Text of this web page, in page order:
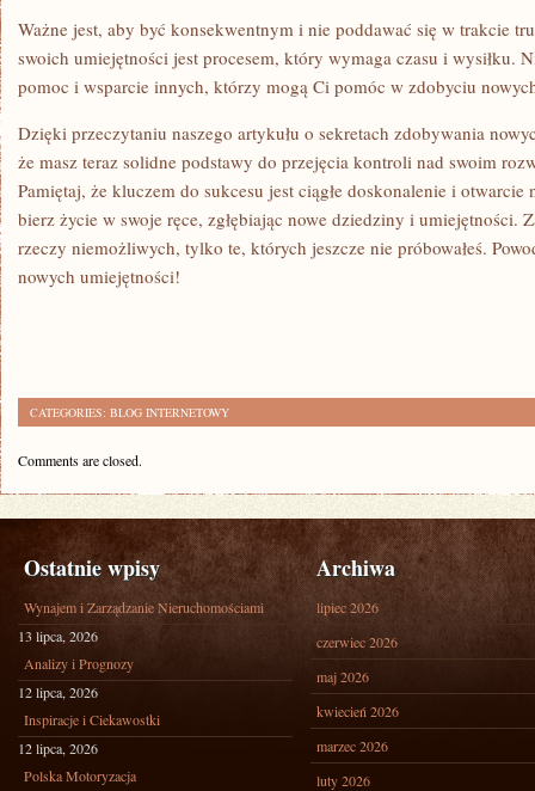
Ważne ⁤jest, aby być konsekwentnym i nie poddawać⁤ się w trakcie
swoich umiejętności jest procesem, który wymaga czasu i wysiłku.
pomoc i wsparcie innych,‌ którzy mogą Ci pomóc w zdobyciu
Dzięki przeczytaniu naszego‍ artykułu o sekretach ‌zdobywania
że masz teraz solidne podstawy‍ do przejęcia kontroli nad⁢ swoim
Pamiętaj, że kluczem do sukcesu jest ciągłe doskonalenie i
bierz życie w swoje ręce, zgłębiając nowe dziedziny ‌i umiejętności.
rzeczy niemożliwych, tylko ⁣te, których jeszcze nie próbowałeś.
nowych umiejętności!
CATEGORIES: BLOG INTERNETOWY
Comments are closed.
Ostatnie wpisy
Wynajem i Zarządzanie Nieruchomościami
13 lipca, 2026
Analizy i Prognozy
12 lipca, 2026
Inspiracje i Ciekawostki
12 lipca, 2026
Polska Motoryzacja
Archiwa
lipiec 2026
czerwiec 2026
maj 2026
kwiecień 2026
marzec 2026
luty 2026